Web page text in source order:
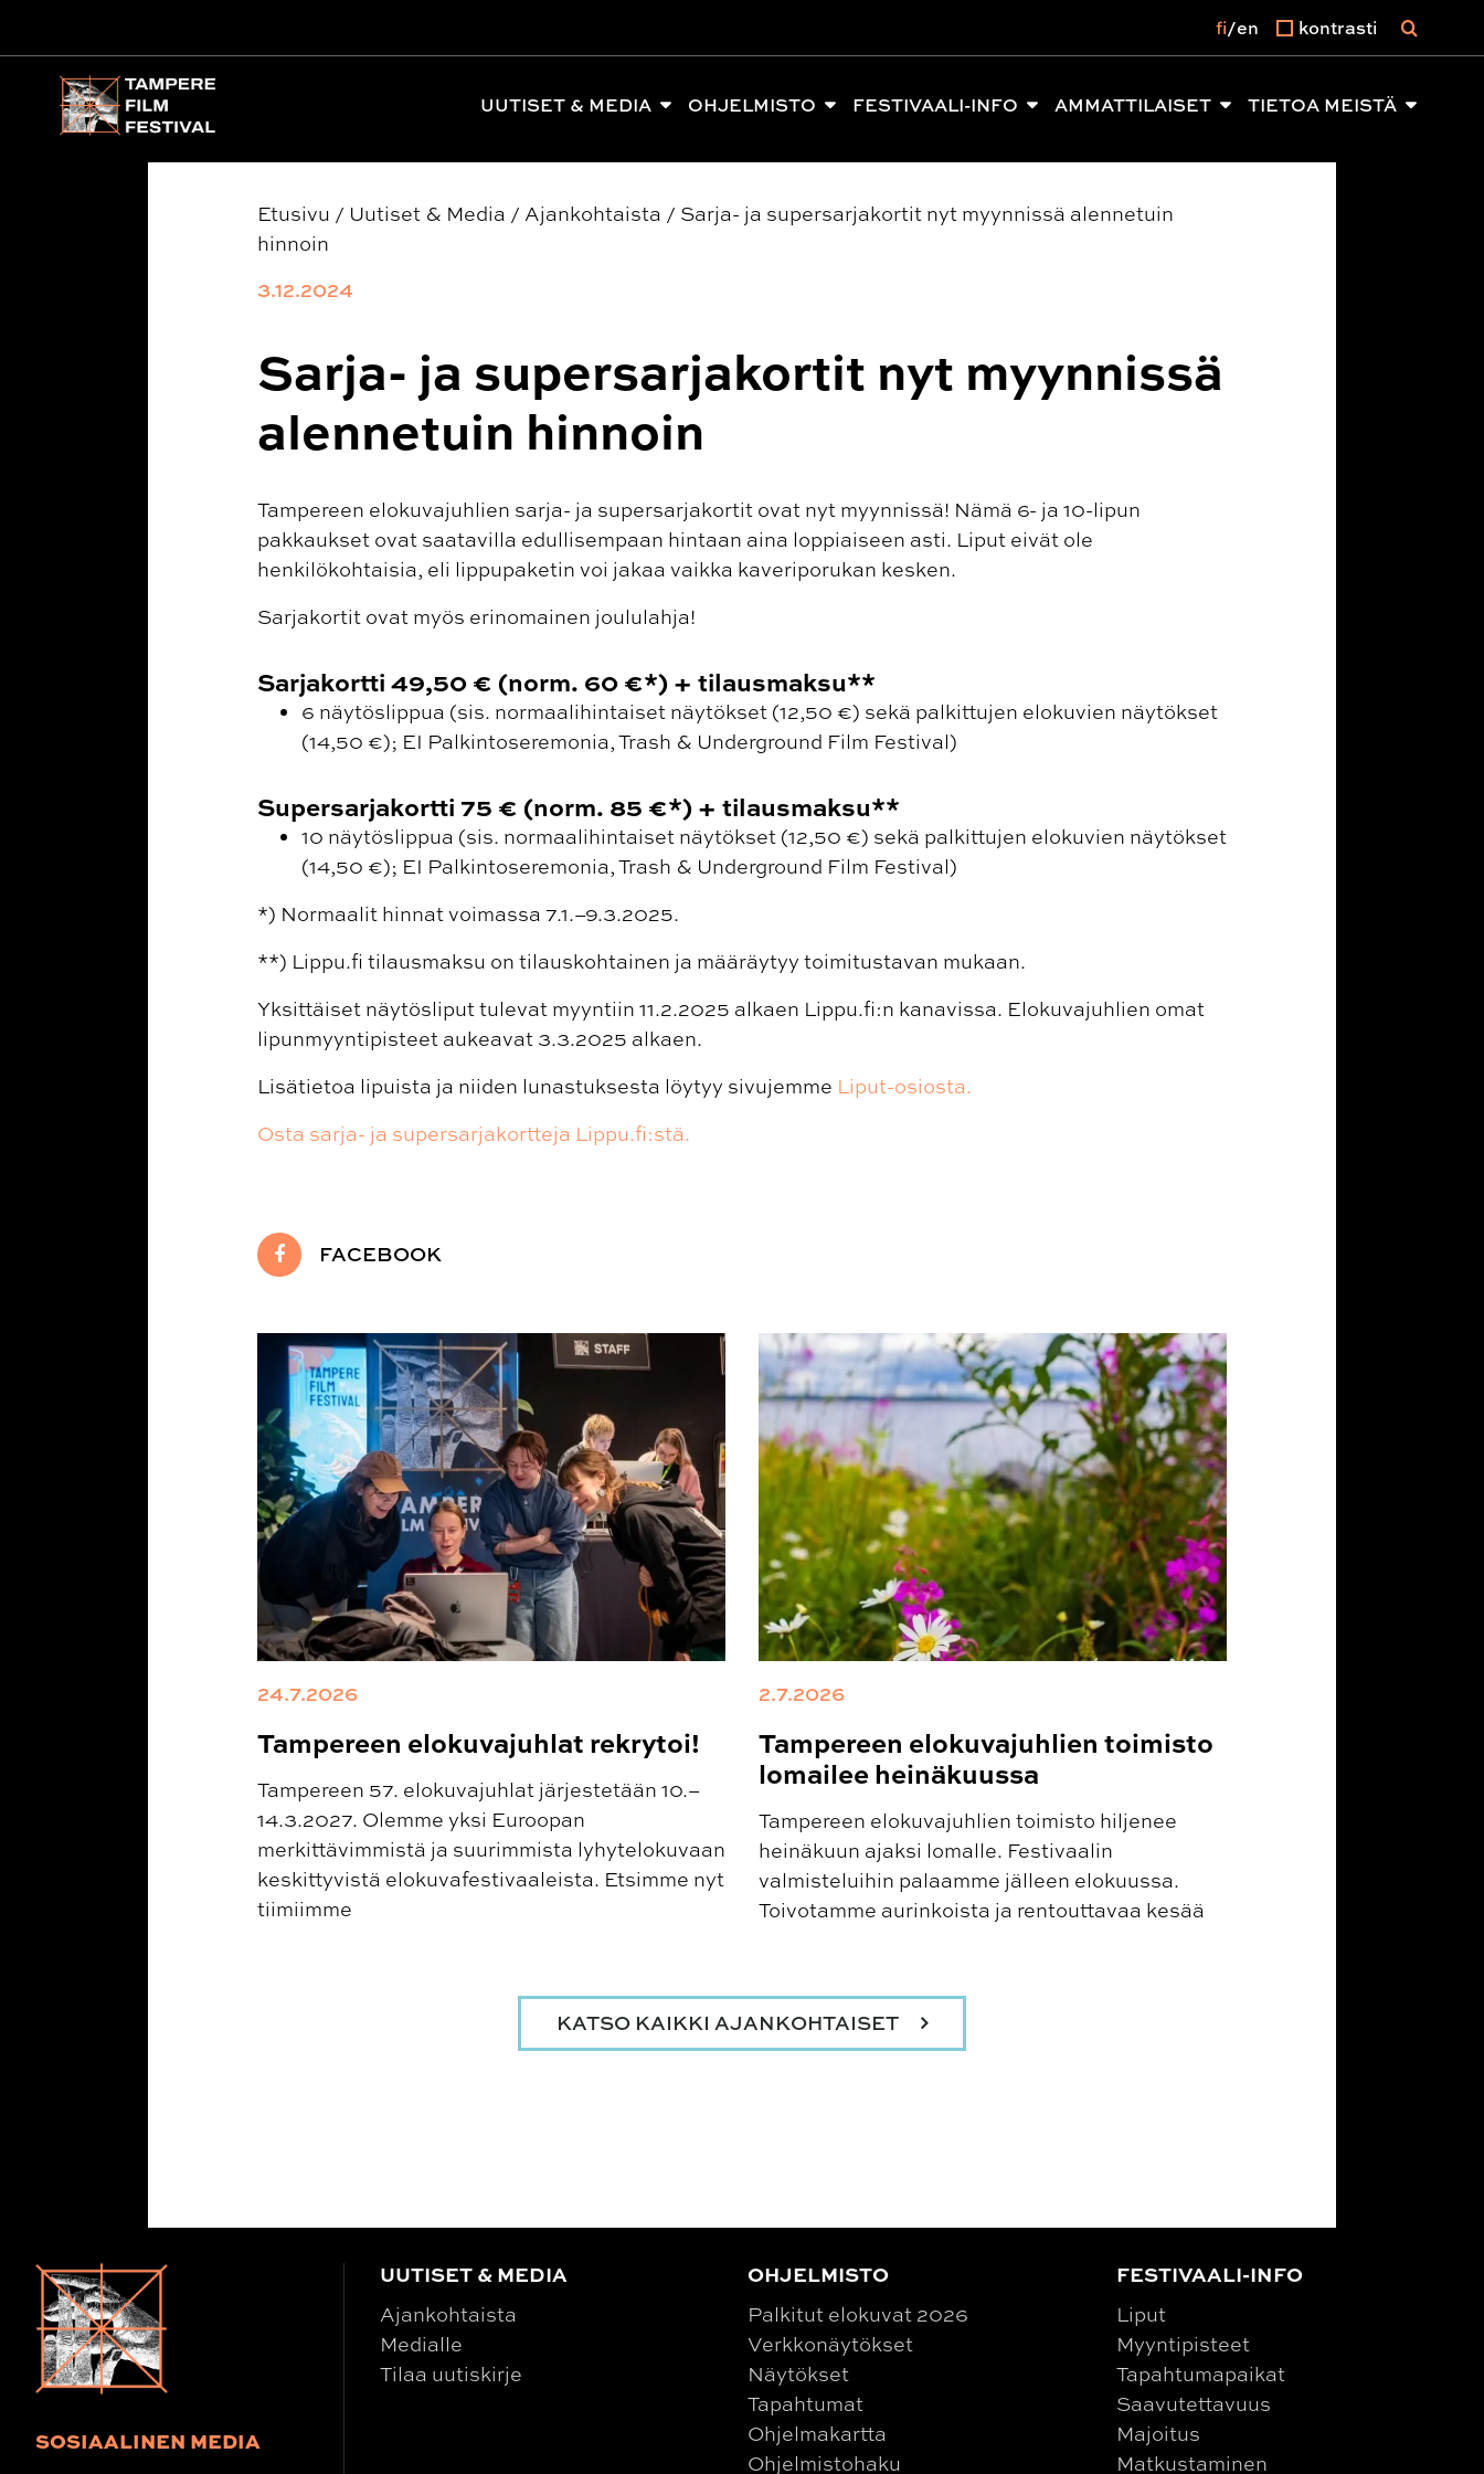
Päävalikko UUTISET & MEDIA OHJELMISTO FESTIVAALI-INFO AMMATTILAISET TIETOA MEISTÄ
fi en kontrasti
Etusivu / Uutiset & Media / Ajankohtaista / Sarja- ja supersarjakortit nyt myynnissä alennetuin
hinnoin
3.12.2024
Sarja- ja supersarjakortit nyt myynnissä
alennetuin hinnoin
Tampereen elokuvajuhlien sarja- ja supersarjakortit ovat nyt myynnissä! Nämä 6- ja 10-lipun
pakkaukset ovat saatavilla edullisempaan hintaan aina loppiaiseen asti. Liput eivät ole
henkilökohtaisia, eli lippupaketin voi jakaa vaikka kaveriporukan kesken.
Sarjakortit ovat myös erinomainen joululahja!
Sarjakortti 49,50 € (norm. 60 €*) + tilausmaksu**
6 näytöslippua (sis. normaalihintaiset näytökset (12,50 €) sekä palkittujen elokuvien näytökset
(14,50 €); EI Palkintoseremonia, Trash & Underground Film Festival)
Supersarjakortti 75 € (norm. 85 €*) + tilausmaksu**
10 näytöslippua (sis. normaalihintaiset näytökset (12,50 €) sekä palkittujen elokuvien näytökset
(14,50 €); EI Palkintoseremonia, Trash & Underground Film Festival)
*) Normaalit hinnat voimassa 7.1.–9.3.2025.
**) Lippu.fi tilausmaksu on tilauskohtainen ja määräytyy toimitustavan mukaan.
Yksittäiset näytösliput tulevat myyntiin 11.2.2025 alkaen Lippu.fi:n kanavissa. Elokuvajuhlien omat
lipunmyyntipisteet aukeavat 3.3.2025 alkaen.
Lisätietoa lipuista ja niiden lunastuksesta löytyy sivujemme Liput-osiosta.
Osta sarja- ja supersarjakortteja Lippu.fi:stä.
FACEBOOK
24.7.2026
Tampereen elokuvajuhlat rekrytoi!
Tampereen 57. elokuvajuhlat järjestetään 10.–
14.3.2027. Olemme yksi Euroopan
merkittävimmistä ja suurimmista lyhytelokuvaan
keskittyvistä elokuvafestivaaleista. Etsimme nyt
tiimiimme
2.7.2026
Tampereen elokuvajuhlien toimisto
lomailee heinäkuussa
Tampereen elokuvajuhlien toimisto hiljenee
heinäkuun ajaksi lomalle. Festivaalin
valmisteluihin palaamme jälleen elokuussa.
Toivotamme aurinkoista ja rentouttavaa kesää
KATSO KAIKKI AJANKOHTAISET
SOSIAALINEN MEDIA
UUTISET & MEDIA
Ajankohtaista
Medialle
Tilaa uutiskirje
OHJELMISTO
Palkitut elokuvat 2026
Verkkonäytökset
Näytökset
Tapahtumat
Ohjelmakartta
Ohjelmistohaku
FESTIVAALI-INFO
Liput
Myyntipisteet
Tapahtumapaikat
Saavutettavuus
Majoitus
Matkustaminen